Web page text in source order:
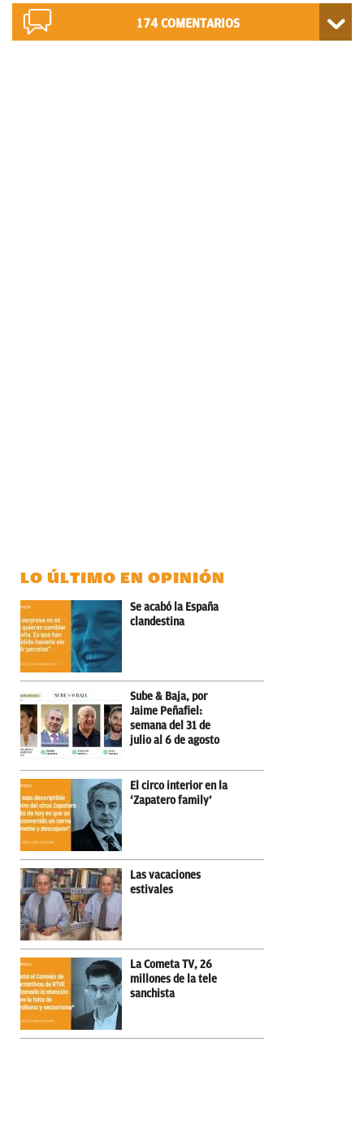
174COMENTARIOS
LO ÚLTIMO EN OPINIÓN
Se acabó la España
clandestina
Sube & Baja, por
Jaime Peñafiel:
semana del 31 de
julio al 6 de agosto
El circo interior en la
‘Zapatero family’
Las vacaciones
estivales
La Cometa TV, 26
millones de la tele
sanchista